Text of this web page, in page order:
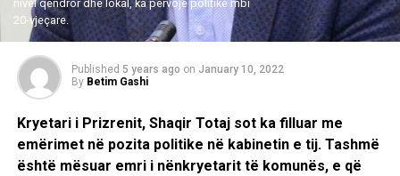
nivel qendror dhe lokal, ka përvojë politike mbi
20-vjeçare.
Published 5 years ago on January 10, 2022
By Betim Gashi
Kryetari i Prizrenit, Shaqir Totaj sot ka filluar me
emërimet në pozita politike në kabinetin e tij. Tashmë
është mësuar emri i nënkryetarit të komunës, e që